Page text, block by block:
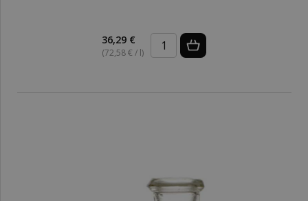
36,29 €
(72,58 € / l)